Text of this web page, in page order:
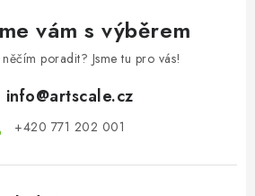
vám s výběrem
poradit? Jsme tu pro vás!
info@artscale.cz
+420 771 202 001​